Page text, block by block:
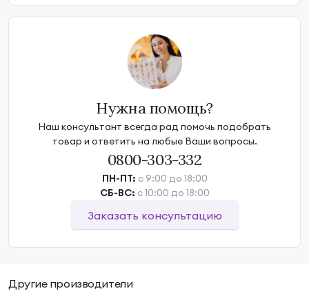
Нужна помощь?
Наш консультант всегда рад помочь подобрать
товар и ответить на любые Ваши вопросы.
0800-303-332
ПН-ПТ: с 9:00 до 18:00
СБ-ВС: с 10:00 до 18:00
Заказать консультацию
Другие производители